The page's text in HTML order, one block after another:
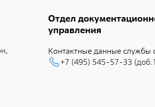
Отдел
управления
Контактные данные службы
+7 (495) 545-57-33